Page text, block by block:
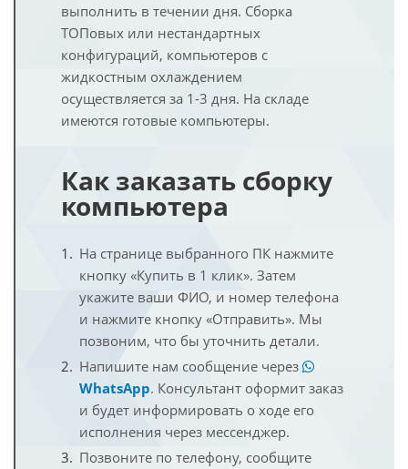
выполнить в течении дня. Сборка
ТОПовых или нестандартных
конфигураций, компьютеров с
жидкостным охлаждением
осуществляется за 1-3 дня. На складе
имеются готовые компьютеры.
Как заказать сборку
компьютера
На странице выбранного ПК нажмите
кнопку «Купить в 1 клик». Затем
укажите ваши ФИО, и номер телефона
и нажмите кнопку «Отправить». Мы
позвоним, что бы уточнить детали.
Напишите нам сообщение через
WhatsApp. Консультант оформит заказ
и будет информировать о ходе его
исполнения через мессенджер.
Позвоните по телефону, сообщите